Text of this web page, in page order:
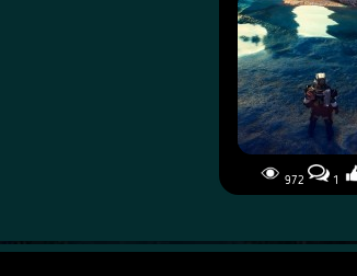
972 1